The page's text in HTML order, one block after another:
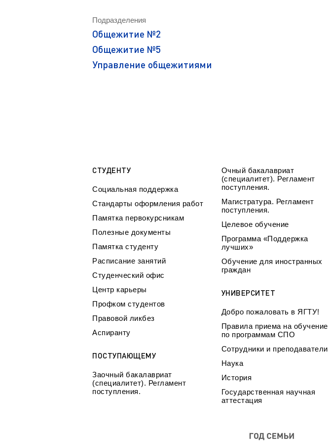
Стандарты оформления работ
Профком студентов
Расписание занятий
Подразделения
Общежитие №2
Общежитие №5
Управление общежитиями
СТУДЕНТУ
Социальная поддержка
Стандарты оформления работ
Памятка первокурсникам
Полезные документы
Памятка студенту
Расписание занятий
Студенческий офис
Центр карьеры
Профком студентов
Правовой ликбез
Аспиранту
ПОСТУПАЮЩЕМУ
Заочный бакалавриат
(специалитет). Регламент
поступления.
Очный бакалавриат
(специалитет). Регламент
поступления.
Магистратура. Регламент
поступления.
Целевое обучение
Программа «Поддержка
лучших»
Обучение для иностранных
граждан
УНИВЕРСИТЕТ
Добро пожаловать в ЯГТУ!
Правила приема на обучение
по программам СПО
Сотрудники и преподаватели
Наука
История
Государственная научная
аттестация